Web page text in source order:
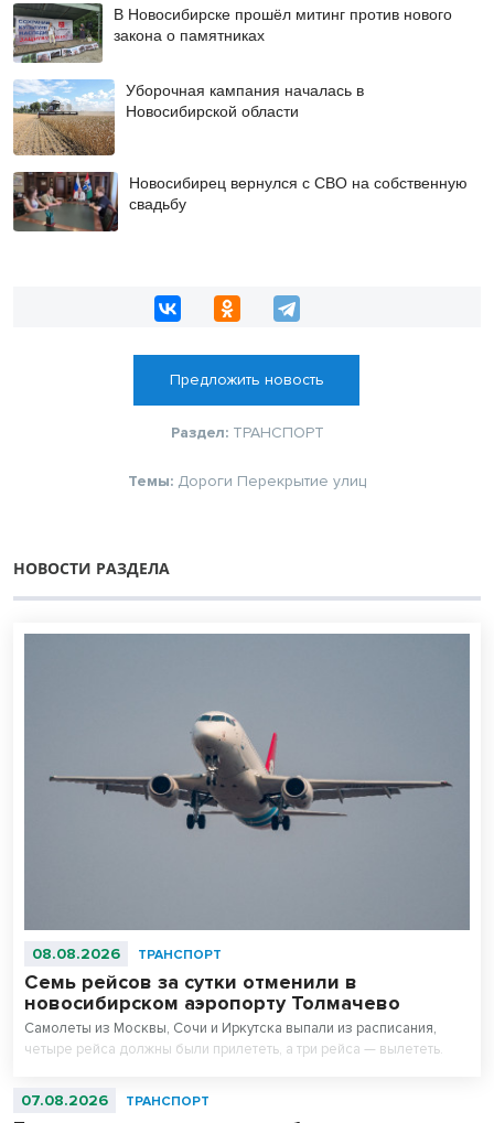
В Новосибирске прошёл митинг против нового
закона о памятниках
Уборочная кампания началась в
Новосибирской области
Новосибирец вернулся с СВО на собственную
свадьбу
Предложить новость
Раздел: ТРАНСПОРТ
Темы: Дороги Перекрытие улиц
НОВОСТИ РАЗДЕЛА
08.08.2026 ТРАНСПОРТ
Семь рейсов за сутки отменили в
новосибирском аэропорту Толмачево
Самолеты из Москвы, Сочи и Иркутска выпали из расписания,
четыре рейса должны были прилететь, а три рейса — вылететь.
07.08.2026 ТРАНСПОРТ